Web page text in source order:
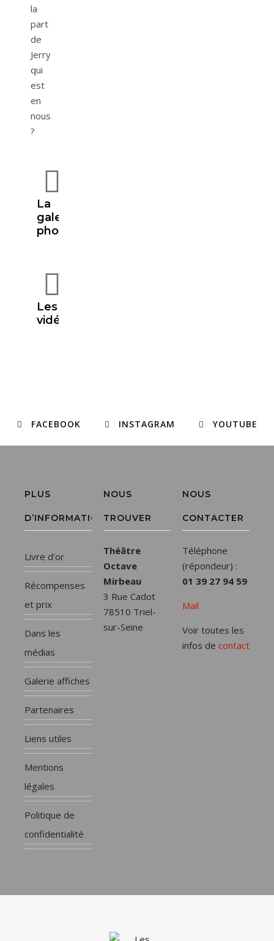
la
part
de
Jerry
qui
est
en
nous
?
La
galerie
photos
Les
vidéos
FACEBOOK INSTAGRAM YOUTUBE
PLUS
D’INFORMATIONS
Livre d’or
Récompenses
et prix
Dans les
médias
Galerie affiches
Partenaires
Liens utiles
Mentions
légales
Politique de
confidentialité
NOUS
TROUVER
Théâtre
Octave
Mirbeau
3 Rue Cadot
78510 Triel-
sur-Seine
NOUS
CONTACTER
Téléphone
(répondeur) :
01 39 27 94 59
Mail
Voir toutes les
infos de contact